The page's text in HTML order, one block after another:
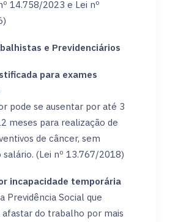
14.758/2023 e Lei nº
e Previdenciários
para exames
pode se ausentar por até 3
meses para realização de
de câncer, sem
(Lei nº 13.767/2018)
incapacidade temporária
Previdência Social que
afastar do trabalho por mais